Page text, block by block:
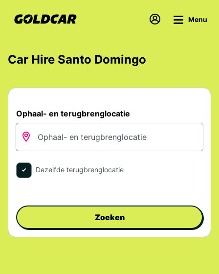
Menu
Car Hire Santo Domingo
Ophaal- en terugbrenglocatie
Dezelfde terugbrenglocatie
Zoeken